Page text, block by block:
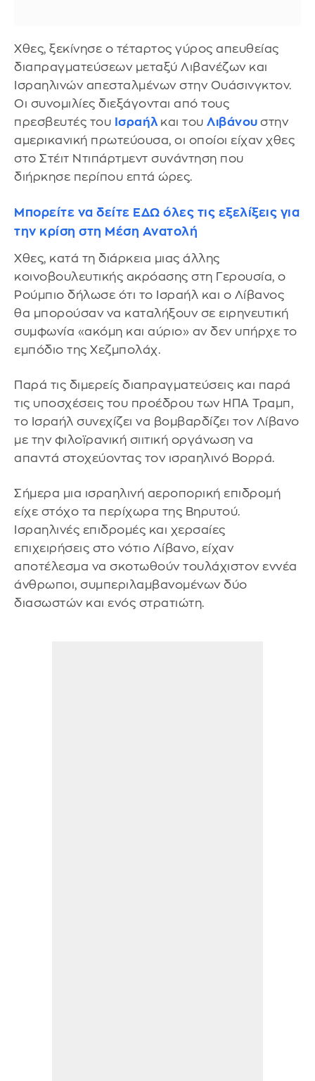
Χθες, ξεκίνησε ο τέταρτος γύρος απευθείας
διαπραγματεύσεων μεταξύ Λιβανέζων και
Ισραηλινών απεσταλμένων στην Ουάσινγκτον.
Οι συνομιλίες διεξάγονται από τους
πρεσβευτές του Ισραήλ και του Λιβάνου στην
αμερικανική πρωτεύουσα, οι οποίοι είχαν χθες
στο Στέιτ Ντιπάρτμεντ συνάντηση που
διήρκησε περίπου επτά ώρες.
Μπορείτε να δείτε ΕΔΩ όλες τις εξελίξεις για
την κρίση στη Μέση Ανατολή
Χθες, κατά τη διάρκεια μιας άλλης
κοινοβουλευτικής ακρόασης στη Γερουσία, ο
Ρούμπιο δήλωσε ότι το Ισραήλ και ο Λίβανος
θα μπορούσαν να καταλήξουν σε ειρηνευτική
συμφωνία «ακόμη και αύριο» αν δεν υπήρχε το
εμπόδιο της Χεζμπολάχ.
Παρά τις διμερείς διαπραγματεύσεις και παρά
τις υποσχέσεις του προέδρου των ΗΠΑ Τραμπ,
το Ισραήλ συνεχίζει να βομβαρδίζει τον Λίβανο
με την φιλοϊρανική σιιτική οργάνωση να
απαντά στοχεύοντας τον ισραηλινό Βορρά.
Σήμερα μια ισραηλινή αεροπορική επιδρομή
είχε στόχο τα περίχωρα της Βηρυτού.
Ισραηλινές επιδρομές και χερσαίες
επιχειρήσεις στο νότιο Λίβανο, είχαν
αποτέλεσμα να σκοτωθούν τουλάχιστον εννέα
άνθρωποι, συμπεριλαμβανομένων δύο
διασωστών και ενός στρατιώτη.